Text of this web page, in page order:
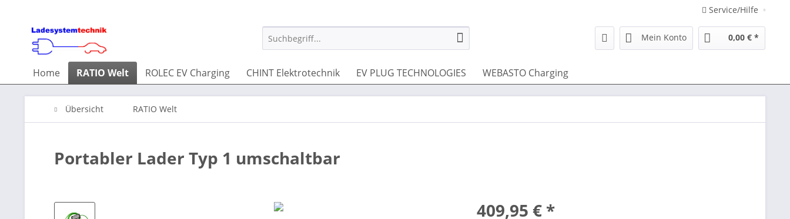
Service/Hilfe
Mein Konto 0,00 € *
Home RATIO Welt ROLEC EV Charging CHINT Elektrotechnik EV PLUG TECHNOLOGIES WEBASTO Charging
Übersicht RATIO Welt
Portabler Lader Typ 1 umschaltbar
409,95 € *